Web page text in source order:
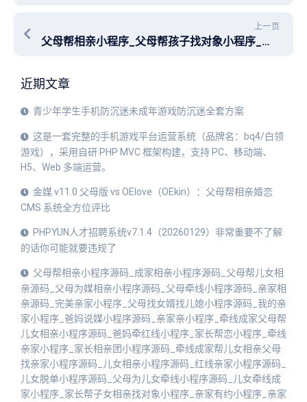
上一页
父母帮相亲小程序_父母帮孩子找对象小程序_儿女脱单小程序_成家相亲_众多家长选择的相亲平台_家长帮儿女相亲小程序_婚恋交友父母版小程序_父母牵线小程序_父母给子女相亲平台小程序_相亲小程序_家长相亲小程序
近期文章
青少年学生手机防沉迷未成年游戏防沉迷全套方案
这是一套完整的手机游戏平台运营系统（品牌名：bq4/白领
游戏），采用自研 PHP MVC 框架构建，支持 PC、移动端、
H5、Web 多端运营。
金媒 v11.0 父母版 vs OElove（OEkin）：父母帮相亲婚恋
CMS 系统全方位评比
PHPYUN人才招聘系统v7.1.4（20260129）非常重要不了解
的话你可能就要违规了
父母帮相亲小程序源码_成家相亲小程序源码_父母帮儿女相
亲源码_父母为媒相亲小程序源码_父母牵线小程序源码_亲家相
亲源码_完美亲家小程序_父母找女婿找儿媳小程序源码_我的亲
家小程序_爸妈说媒小程序源码_亲家亲小程序_牵线成家父母帮
儿女相亲小程序源码_爸妈牵红线小程序_家长帮恋小程序_牵线
亲家小程序_家长相亲团小程序源码_牵线成家帮儿女相亲父母
找亲家小程序源码_儿女相亲小程序源码_红线亲家小程序源码_
儿女脱单小程序源码_父母为儿女牵线小程序源码_儿女牵线成
家小程序_家长帮子女相亲找对象小程序_亲家有约小程序_亲家